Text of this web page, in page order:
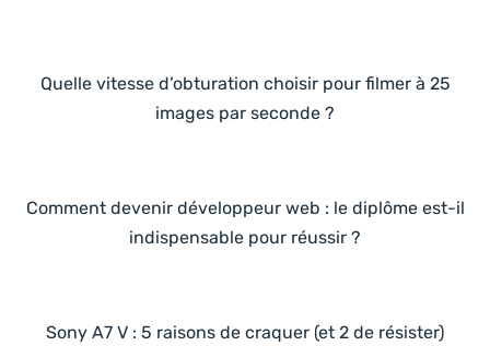
Quelle vitesse d’obturation choisir pour filmer à 25
images par seconde ?
Comment devenir développeur web : le diplôme est-il
indispensable pour réussir ?
Sony A7 V : 5 raisons de craquer (et 2 de résister)